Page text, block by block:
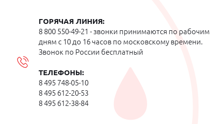
ГОРЯЧАЯ ЛИНИЯ:
8 800 550-49-21 - звонки принимаются по рабочим
дням с 10 до 16 часов по московскому времени.
Звонок по России бесплатный
ТЕЛЕФОНЫ:
8 495 748-05-10
8 495 612-20-53
8 495 612-38-84